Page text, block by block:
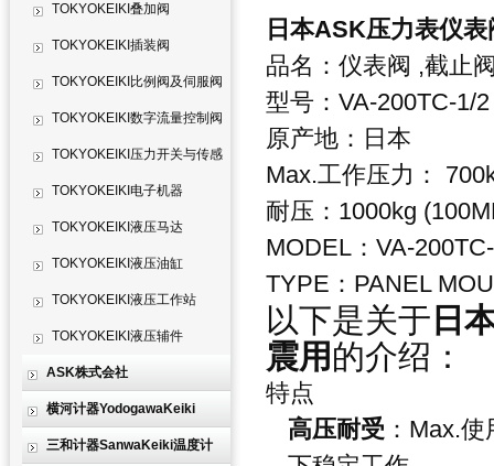
TOKYOKEIKI叠加阀
TOKYOKEIKI插装阀
TOKYOKEIKI比例阀及伺服阀
TOKYOKEIKI数字流量控制阀
TOKYOKEIKI压力开关与传感
器 TOKYOKEIKI电子机器
TOKYOKEIKI液压马达
TOKYOKEIKI液压油缸
TOKYOKEIKI液压工作站
TOKYOKEIKI液压辅件
ASK株式会社
横河计器YodogawaKeiki
三和计器SanwaKeiki温度计
日本ASK压力表仪
品名：仪表阀 ,截止
型号：VA-200TC-1/2
原产地：日本
Max.工作压力：
耐压：1000kg
MODEL：VA-
TYPE：PANEL
以下是关于 日
震用 的介绍：
特点
高压耐受 ：Max.